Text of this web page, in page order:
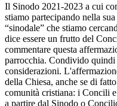
Il Sinodo 2021-2023 a cui
stiamo partecipando nella
“sinodale” che stiamo
dice essere un frutto del
commentare questa
parrocchia. Condivido
considerazioni.
della Chiesa, anche se di
comunità cristiana: i Concili
a partire dal Sinodo o